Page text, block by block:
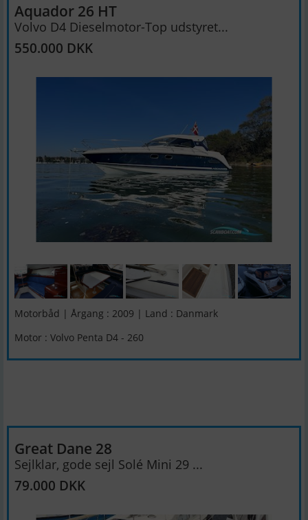
Aquador 26 HT
Volvo D4 Dieselmotor-Top udstyret...
550.000 DKK
Motorbåd | Årgang : 2009 | Land : Danmark
Motor : Volvo Penta D4 - 260
Great Dane 28
Sejlklar, gode sejl Solé Mini 29 ...
79.000 DKK